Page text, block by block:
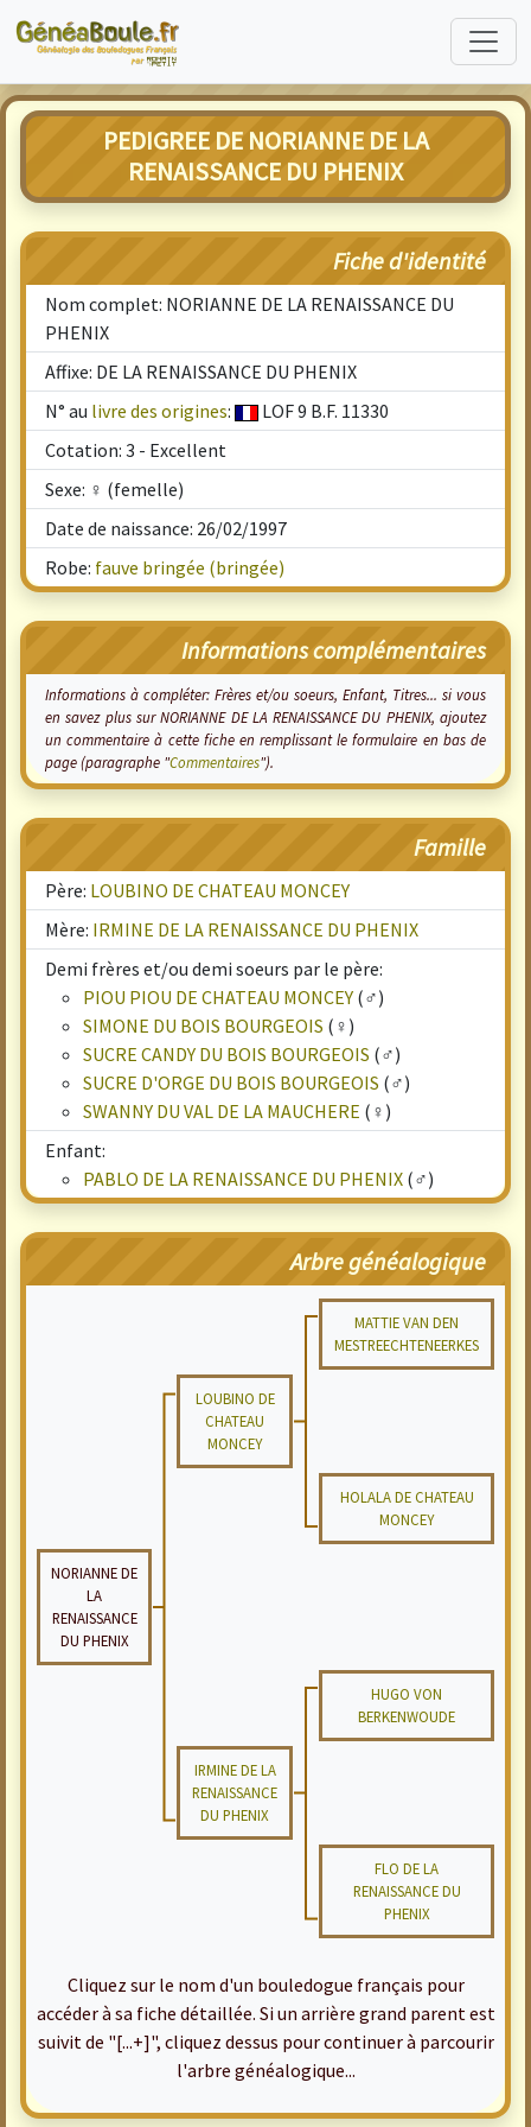
PEDIGREE DE NORIANNE DE LA
RENAISSANCE DU PHENIX
Fiche d'identité
Nom complet: NORIANNE DE LA RENAISSANCE DU
PHENIX
Affixe: DE LA RENAISSANCE DU PHENIX
N° au livre des origines:
LOF 9 B.F. 11330
Cotation: 3 - Excellent
Sexe: ♀ (femelle)
Date de naissance: 26/02/1997
Robe: fauve bringée (bringée)
Informations complémentaires
Informations à compléter: Frères et/ou soeurs, Enfant, Titres... si vous
en savez plus sur NORIANNE DE LA RENAISSANCE DU PHENIX, ajoutez
un commentaire à cette fiche en remplissant le formulaire en bas de
page (paragraphe "Commentaires").
Famille
Père: LOUBINO DE CHATEAU MONCEY
Mère: IRMINE DE LA RENAISSANCE DU PHENIX
Demi frères et/ou demi soeurs par le père:
PIOU PIOU DE CHATEAU MONCEY (♂)
SIMONE DU BOIS BOURGEOIS (♀)
SUCRE CANDY DU BOIS BOURGEOIS (♂)
SUCRE D'ORGE DU BOIS BOURGEOIS (♂)
SWANNY DU VAL DE LA MAUCHERE (♀)
Enfant:
PABLO DE LA RENAISSANCE DU PHENIX (♂)
Arbre généalogique
MATTIE VAN DEN
MESTREECHTENEERKES
LOUBINO DE
CHATEAU
MONCEY
HOLALA DE CHATEAU
MONCEY
NORIANNE DE
LA
RENAISSANCE
DU PHENIX
HUGO VON
BERKENWOUDE
IRMINE DE LA
RENAISSANCE
DU PHENIX
FLO DE LA
RENAISSANCE DU
PHENIX
Cliquez sur le nom d'un bouledogue français pour
accéder à sa fiche détaillée. Si un arrière grand parent est
suivit de "[...+]", cliquez dessus pour continuer à parcourir
l'arbre généalogique...